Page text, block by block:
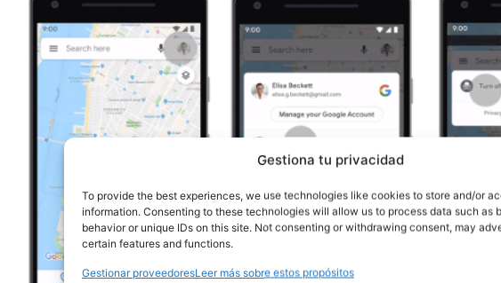
Gestiona tu privacidad
To provide the best experiences, we use technologies like cookies to store and/or
information. Consenting to these technologies will allow us to process data such as
behavior or unique IDs on this site. Not consenting or withdrawing consent, may
certain features and functions.
Gestionar proveedoresLeer más sobre estos propósitos